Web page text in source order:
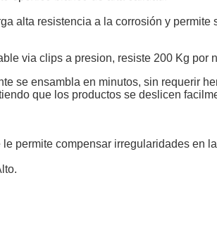
alta resistencia a la corrosión y
via clips a presion, resiste 200 Kg por
se ensambla en minutos, sin requerir
que los productos se deslicen
permite compensar irregularidades en